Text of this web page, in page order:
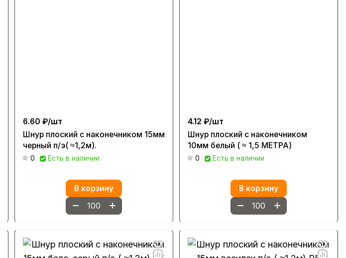
6.60 ₽/шт
Шнур плоский с наконечником 15мм
черный п/э( ≈1,2м).
0 Есть в наличии
В корзину
4.12 ₽/шт
Шнур плоский с наконечником
10мм белый ( ≈ 1,5 МЕТРА)
0 Есть в наличии
В корзину